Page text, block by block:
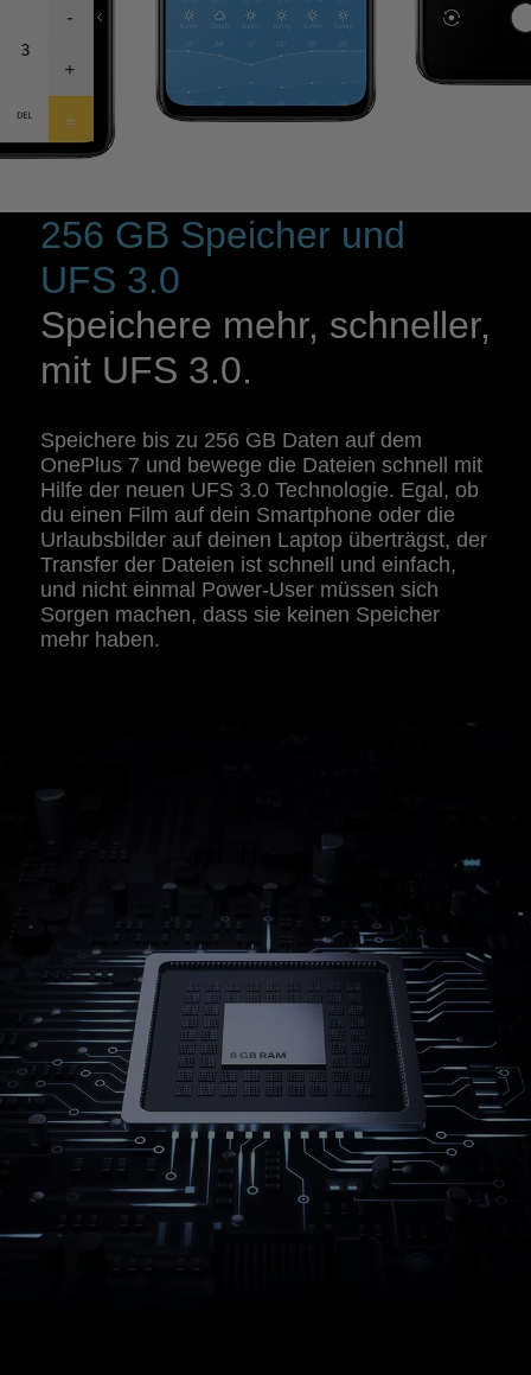
256 GB Speicher und
UFS 3.0
Speichere mehr, schneller,
mit UFS 3.0.
Speichere bis zu 256 GB Daten auf dem
OnePlus 7 und bewege die Dateien schnell mit
Hilfe der neuen UFS 3.0 Technologie. Egal, ob
du einen Film auf dein Smartphone oder die
Urlaubsbilder auf deinen Laptop überträgst, der
Transfer der Dateien ist schnell und einfach,
und nicht einmal Power-User müssen sich
Sorgen machen, dass sie keinen Speicher
mehr haben.